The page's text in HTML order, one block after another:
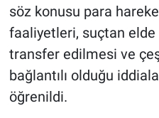
söz konusu para
faaliyetleri, suçtan
transfer edilmesi ve
bağlantılı olduğu
öğrenildi.